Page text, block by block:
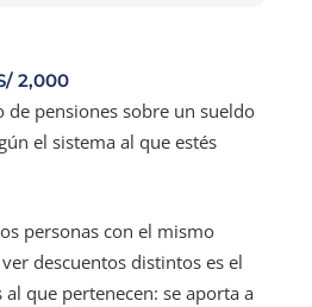
2,000
de pensiones sobre un sueldo
el sistema al que estés
personas con el mismo
descuentos distintos es el
que pertenecen: se aporta a